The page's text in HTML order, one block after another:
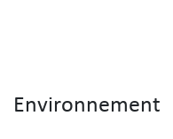
Environnement